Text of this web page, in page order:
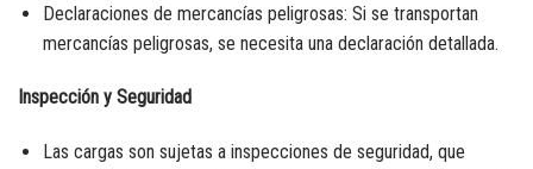
Declaraciones de mercancías peligrosas: Si se transportan
mercancías peligrosas, se necesita una declaración detallada.
Inspección y Seguridad
Las cargas son sujetas a inspecciones de seguridad, que